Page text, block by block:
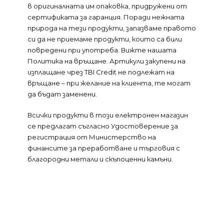
в оригиналната им опаковка, придружени от
сертификата за гаранция. Поради нежната
природа на тези продукти, запазваме правото
си да не приемаме продукти, които са били
повредени при употреба. Вижте нашата
Политика на връщане. Артикули закупени на
изплащане чрез TBI Credit не подлежат на
връщане – при желание на клиента, те могат
да бъдат заменени.
Всички продукти в този електронен магазин
се предлагат съгласно Удостоверение за
регистрация от Министерство на
финансите за преработване и търговия с
благородни метали и скъпоценни камъни.